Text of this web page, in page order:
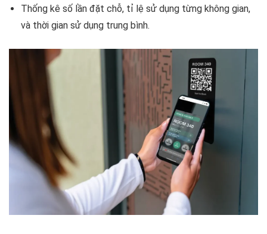
Thống kê số lần đặt chỗ, tỉ lệ sử dụng từng không gian,
và thời gian sử dụng trung bình.